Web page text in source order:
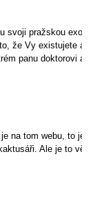
svoji pražskou
že Vy existujete a
panu doktorovi ani
na tom webu, to je
Ale je to věc